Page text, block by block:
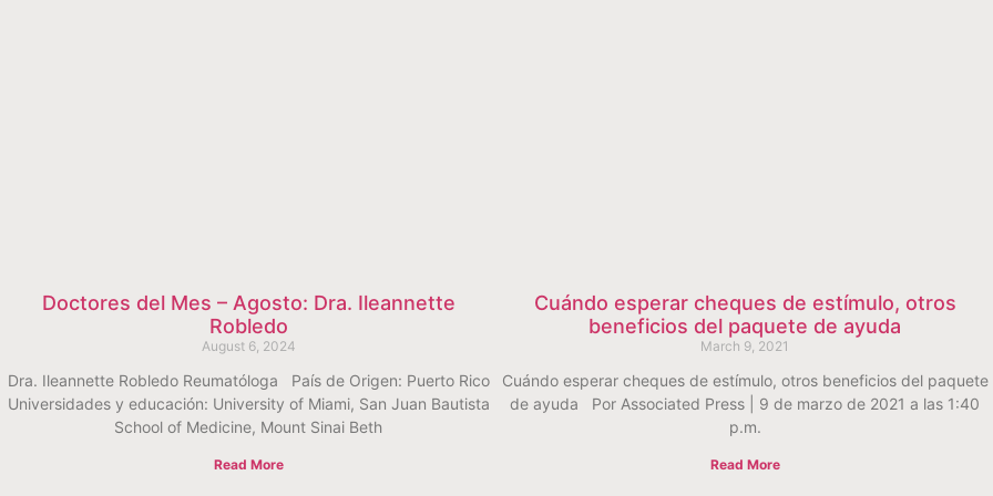
Doctores del Mes – Agosto: Dra. Ileannette
Robledo
August 6, 2024
Dra. Ileannette Robledo Reumatóloga País de Origen: Puerto Rico
Universidades y educación: University of Miami, San Juan Bautista
School of Medicine, Mount Sinai Beth
Read More
Cuándo esperar cheques de estímulo, otros
beneficios del paquete de ayuda
March 9, 2021
Cuándo esperar cheques de estímulo, otros beneficios del paquete
de ayuda Por Associated Press | 9 de marzo de 2021 a las 1:40
p.m.
Read More